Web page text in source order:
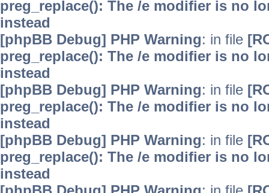
preg_replace(): The /e modifier is no
instead
[phpBB Debug] PHP Warning: in file
preg_replace(): The /e modifier is no
instead
[phpBB Debug] PHP Warning: in file
preg_replace(): The /e modifier is no
instead
[phpBB Debug] PHP Warning: in file
preg_replace(): The /e modifier is no
instead